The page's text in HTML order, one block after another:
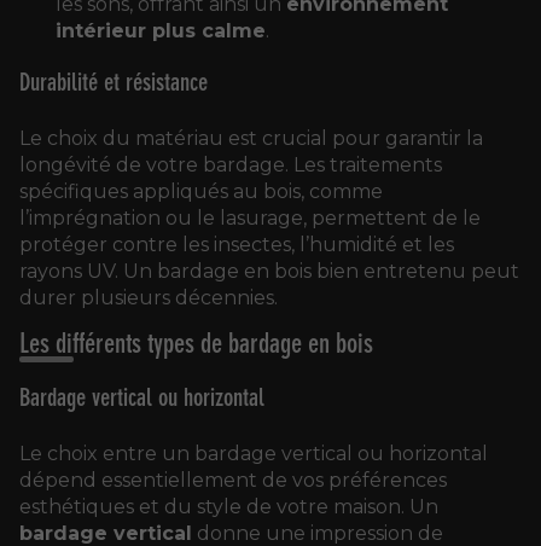
intérieur plus calme.
Durabilité et résistance
Le choix du matériau est crucial pour garantir la
longévité de votre bardage. Les traitements
spécifiques appliqués au bois, comme
l’imprégnation ou le lasurage, permettent de le
protéger contre les insectes, l’humidité et les
rayons UV. Un bardage en bois bien entretenu peut
durer plusieurs décennies.
Les différents types de bardage en bois
Bardage vertical ou horizontal
Le choix entre un bardage vertical ou horizontal
dépend essentiellement de vos préférences
esthétiques et du style de votre maison. Un
bardage vertical donne une impression de